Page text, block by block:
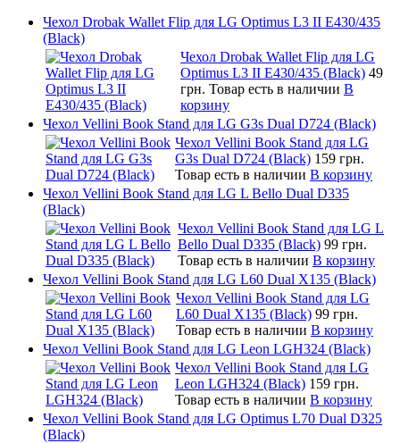
Чехол Drobak Wallet Flip для LG Optimus L3 II E430/435
(Black)
Чехол Drobak Wallet Flip для LG
Optimus L3 II E430/435 (Black) 49
грн. Товар есть в наличии В
корзину
Чехол Vellini Book Stand для LG G3s Dual D724 (Black)
Чехол Vellini Book Stand для LG
G3s Dual D724 (Black) 159 грн.
Товар есть в наличии В корзину
Чехол Vellini Book Stand для LG L Bello Dual D335
(Black)
Чехол Vellini Book Stand для LG L
Bello Dual D335 (Black) 99 грн.
Товар есть в наличии В корзину
Чехол Vellini Book Stand для LG L60 Dual X135 (Black)
Чехол Vellini Book Stand для LG
L60 Dual X135 (Black) 99 грн.
Товар есть в наличии В корзину
Чехол Vellini Book Stand для LG Leon LGH324 (Black)
Чехол Vellini Book Stand для LG
Leon LGH324 (Black) 159 грн.
Товар есть в наличии В корзину
Чехол Vellini Book Stand для LG Optimus L70 Dual D325
(Black)